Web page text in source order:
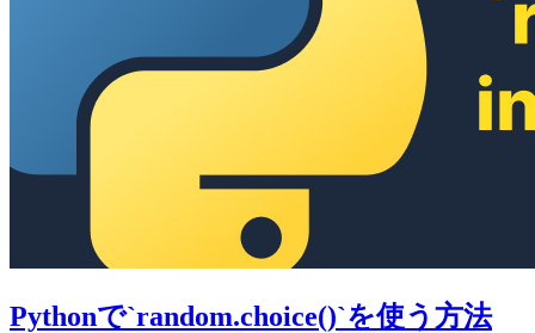
Pythonで`random.choice()`を使う方法